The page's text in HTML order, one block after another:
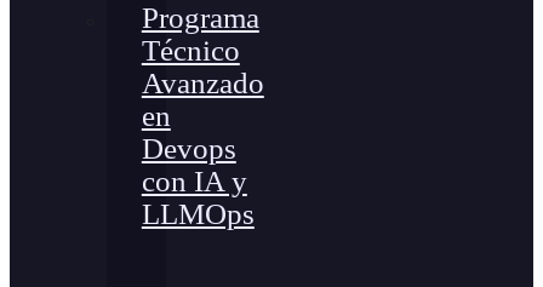
Programa
Técnico
Avanzado
en
Devops
con IA y
LLMOps